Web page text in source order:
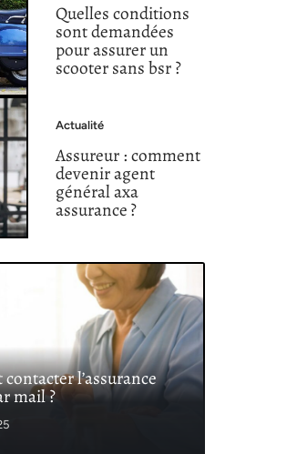
Quelles conditions
sont demandées
pour assurer un
scooter sans bsr ?
Actualité
Assureur : comment
devenir agent
général axa
assurance ?
l’assurance
mail ?